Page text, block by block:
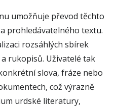
umožňuje převod těchto
prohledávatelného textu.
rozsáhlých sbírek
rukopisů. Uživatelé tak
slova, fráze nebo
což výrazně
urdské literatury,